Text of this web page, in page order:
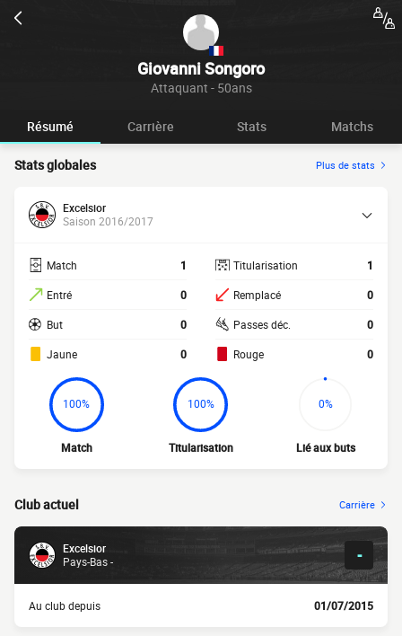
Giovanni Songoro
Attaquant - 50ans
Résumé Carrière Stats Matchs
Stats globales Plus de stats
Excelsior
Saison 2016/2017
Match 1
Entré 0
But 0
Jaune 0
Titularisation 1
Remplacé 0
Passes déc. 0
Rouge 0
100%
Match
100%
Titularisation
0%
Lié aux buts
Club actuel Carrière
Excelsior
Pays-Bas -
-
Au club depuis 01/07/2015